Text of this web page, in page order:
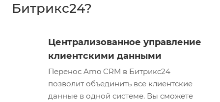
Битрикс24?
Централизованное управление
клиентскими данными
Перенос Amo CRM в Битрикс24
позволит объединить все клиентские
данные в одной системе. Вы сможете